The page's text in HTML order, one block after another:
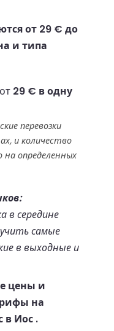
от 29 € до
и типа
29 € в одну
перевозки
и количество
определенных
в середине
самые
в выходные и
цены и
на
в Иос .